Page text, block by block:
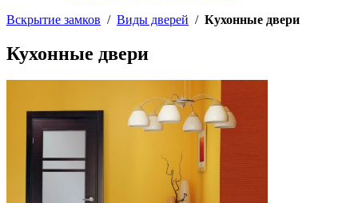
Вскрытие замков / Виды дверей / Кухонные двери
Кухонные двери